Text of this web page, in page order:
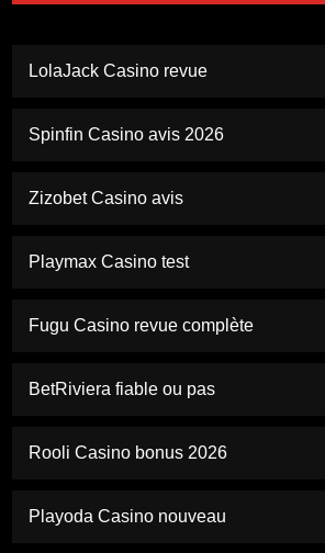
LolaJack Casino revue
Spinfin Casino avis 2026
Zizobet Casino avis
Playmax Casino test
Fugu Casino revue complète
BetRiviera fiable ou pas
Rooli Casino bonus 2026
Playoda Casino nouveau